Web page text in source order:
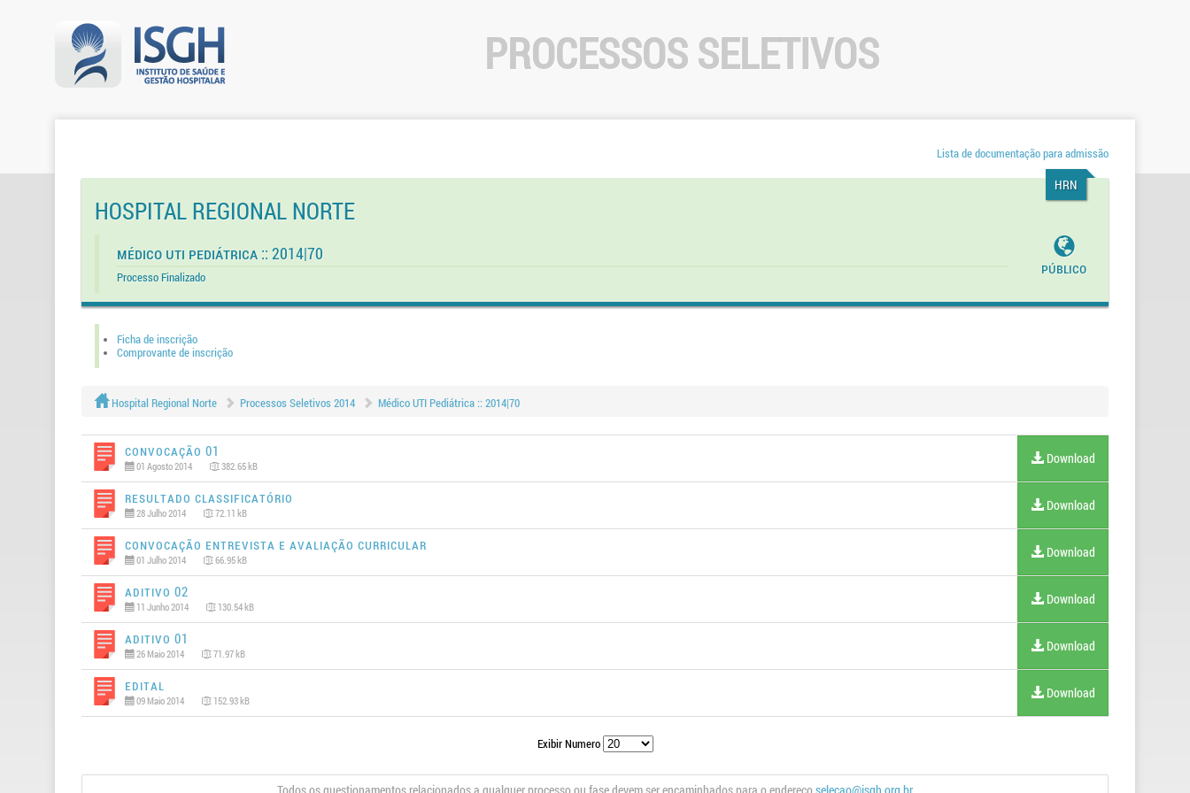
PROCESSOS SELETIVOS
Lista de documentação para admissão
HOSPITAL REGIONAL NORTE
Médico UTI Pediátrica :: 2014|70
Processo Finalizado Público
HRN
Ficha de inscrição
Comprovante de inscrição
Hospital Regional Norte Processos Seletivos 2014 Médico UTI Pediátrica :: 2014|70
Convocação 01
01 Agosto 2014 382.65 kB Download
Resultado Classificatório
28 Julho 2014 72.11 kB Download
Convocação Entrevista e Avaliação Curricular
01 Julho 2014 66.95 kB Download
Aditivo 02
11 Junho 2014 130.54 kB Download
Aditivo 01
26 Maio 2014 71.97 kB Download
Edital
09 Maio 2014 152.93 kB Download
Exibir Numero